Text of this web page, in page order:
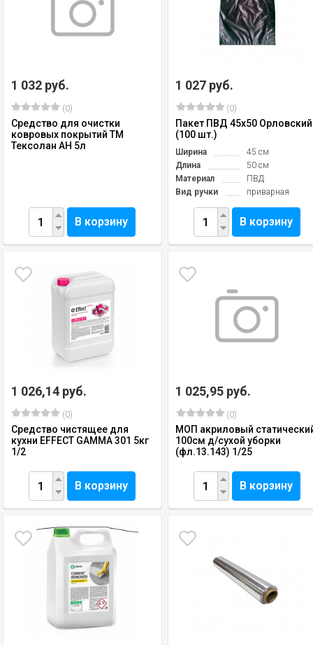
1 032 руб.
(0)
Средство для очистки
ковровых покрытий ТМ
Тексолан АН 5л
В корзину
1 027 руб.
(0)
Пакет ПВД 45х50 Орловский
(100 шт.)
Ширина
45 см
Длина
50 см
Материал
ПВД
Вид ручки
приварная
В корзину
1 026,14 руб.
(0)
Средство чистящее для
кухни EFFECT GAMMA 301 5кг
1/2
В корзину
1 025,95 руб.
(0)
МОП акриловый
100см д/сухой уборки
(фл.13.143) 1/25
В корзину